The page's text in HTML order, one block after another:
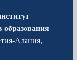
Алания,